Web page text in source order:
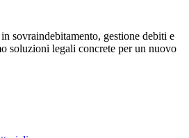
sovraindebitamento, gestione debiti e
soluzioni legali concrete per un nuovo